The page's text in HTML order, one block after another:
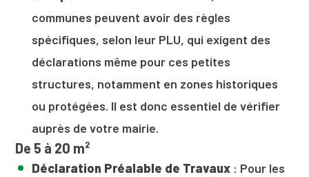
communes peuvent avoir des règles
spécifiques, selon leur PLU, qui exigent des
déclarations même pour ces petites
structures, notamment en zones historiques
ou protégées. Il est donc essentiel de vérifier
auprès de votre mairie.
De 5 à 20 m²
Déclaration Préalable de Travaux : Pour les